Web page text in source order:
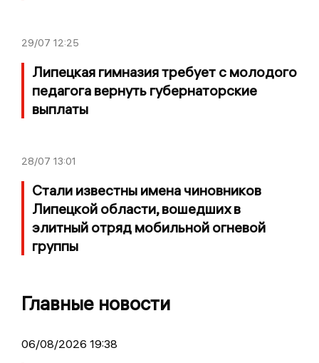
29/07 12:25
Липецкая гимназия требует с молодого
педагога вернуть губернаторские
выплаты
28/07 13:01
Стали известны имена чиновников
Липецкой области, вошедших в
элитный отряд мобильной огневой
группы
Главные новости
06/08/2026 19:38